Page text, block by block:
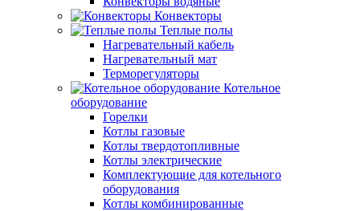
Конвекторы
Теплые полы
Нагревательный кабель
Нагревательный мат
Терморегуляторы
Котельное
оборудование
Горелки
Котлы газовые
Котлы твердотопливные
Котлы электрические
Комплектующие для котельного
оборудования
Котлы комбинированные